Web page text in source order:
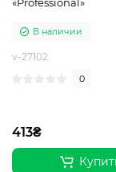
В наличии
v-27102
0
413₴